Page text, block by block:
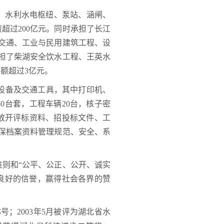
利水电枢纽、泵站、涵闸、
过200亿元。同时承担了长江
通、工业与民用建筑工程、设
了柴湖安全饮水工程、王英水
超过3亿元。
及交通工具，其中打印机、
台套，工程车辆20台，核子密
开评标资料、招投标文件、工
档案资料管理规范、安全、系
和“公平、公正、公开、诚实
好的信誉，赢得社会各界的赞
；2003年5月被评为湖北省水